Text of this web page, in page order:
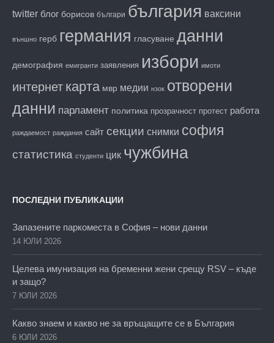
twitter блог борисов българи българия ваксини
външно герб германия гласуване данни
демография емигранти заявления избори имоти
интернет карта мвр медии нзок отворени
данни парламент политика прозрачност протест работа
раждаемост раждания сайт секции снимки софия
статистика студенти цик чужбина
ПОСЛЕДНИ ПУБЛИКАЦИИ
Запазените паркоместа в София – нови данни
14 ЮЛИ 2026
Целева имунизация на бременни жени срещу RSV – къде
и защо?
7 ЮЛИ 2026
Какво знаем и какво не за връщащите се в България
6 ЮЛИ 2026